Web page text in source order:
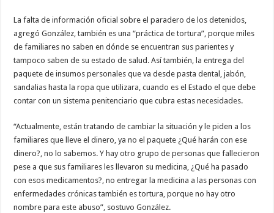
La falta de información oficial sobre el paradero de los detenidos,
agregó González, también es una “práctica de tortura”, porque miles
de familiares no saben en dónde se encuentran sus parientes y
tampoco saben de su estado de salud. Así también, la entrega del
paquete de insumos personales que va desde pasta dental, jabón,
sandalias hasta la ropa que utilizara, cuando es el Estado el que debe
contar con un sistema penitenciario que cubra estas necesidades.
“Actualmente, están tratando de cambiar la situación y le piden a los
familiares que lleve el dinero, ya no el paquete ¿Qué harán con ese
dinero?, no lo sabemos. Y hay otro grupo de personas que fallecieron
pese a que sus familiares les llevaron su medicina, ¿Qué ha pasado
con esos medicamentos?, no entregar la medicina a las personas con
enfermedades crónicas también es tortura, porque no hay otro
nombre para este abuso”, sostuvo González.